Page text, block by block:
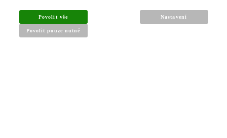
Povolit vše
Povolit pouze nutné
Nastavení